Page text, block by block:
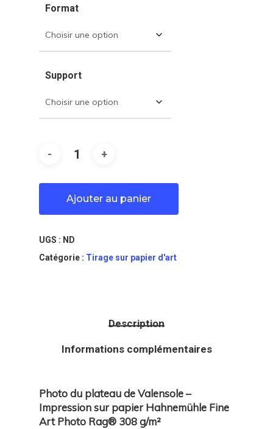
Format
Support
Ajouter au panier
UGS : ND
Catégorie : Tirage sur papier d'art
Description
Informations complémentaires
Photo du plateau de Valensole –
Impression sur papier Hahnemühle Fine
Art Photo Rag® 308 g/m²